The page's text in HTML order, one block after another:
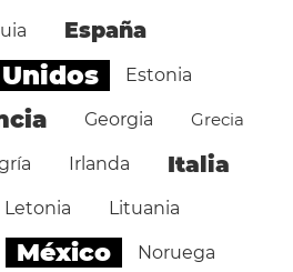
España
Estonia
Georgia Grecia
Irlanda Italia
Letonia Lituania
México Noruega